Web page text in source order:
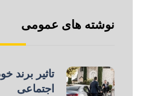
نوشته های عمومی
تاثیر برند
اجتماعی